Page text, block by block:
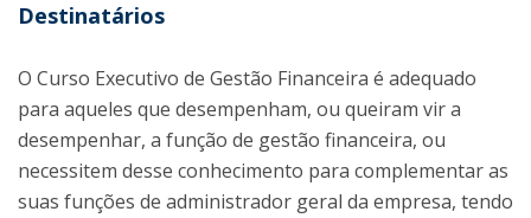
Destinatários
O Curso Executivo de Gestão Financeira é adequado
para aqueles que desempenham, ou queiram vir a
desempenhar, a função de gestão financeira, ou
necessitem desse conhecimento para complementar as
suas funções de administrador geral da empresa, tendo